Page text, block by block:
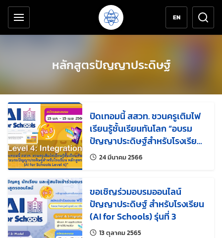
ข้ามไปยังเนื้อหาหลัก
เครื่องมือช่วยเหลือ
EN
หลักสูตรปัญญาประดิษฐ์
ปิดเทอมนี้ สสวท. ชวนครูเติมไฟ
เรียนรู้ชั้นเรียนทันโลก “อบรม
ปัญญาประดิษฐ์สำหรับโรงเรียน
หลักสูตร 4 (AI for Schools
24 มีนาคม 2566แก้ไขล่าสุดเมื่อ:
ขอเชิญร่วมอบรมออนไลน์
ปัญญาประดิษฐ์ สำหรับโรงเรียน
(AI for Schools) รุ่นที่ 3
13 ตุลาคม 2565แก้ไขล่าสุดเมื่อ: